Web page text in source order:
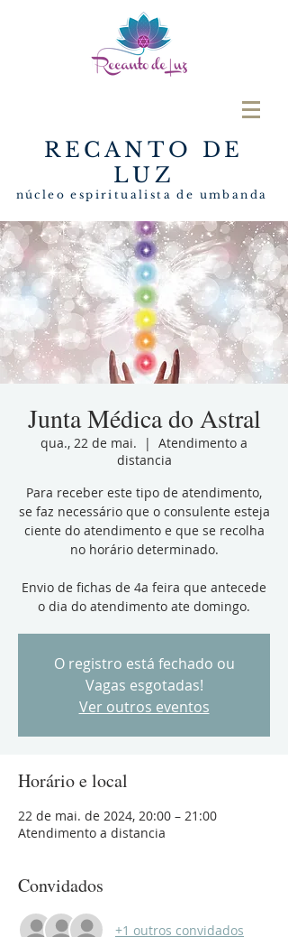
RECANTO DE
LUZ
núcleo espiritualista de umbanda
Junta Médica do Astral
qua., 22 de mai.
  |
Atendimento a
distancia
Para receber este tipo de atendimento,
se faz necessário que o consulente esteja
ciente do atendimento e que se recolha
no horário determinado.
Envio de fichas de 4a feira que antecede
o dia do atendimento ate domingo.
O registro está fechado ou
Vagas esgotadas!
Ver outros eventos
Horário e local
22 de mai. de 2024, 20:00 – 21:00
Atendimento a distancia
Convidados
+1 outros convidados